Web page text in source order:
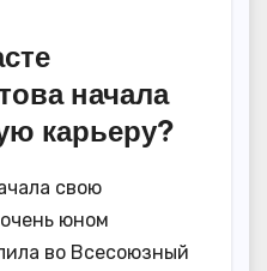
начала
карьеру?
свою
юном
во Всесоюзный